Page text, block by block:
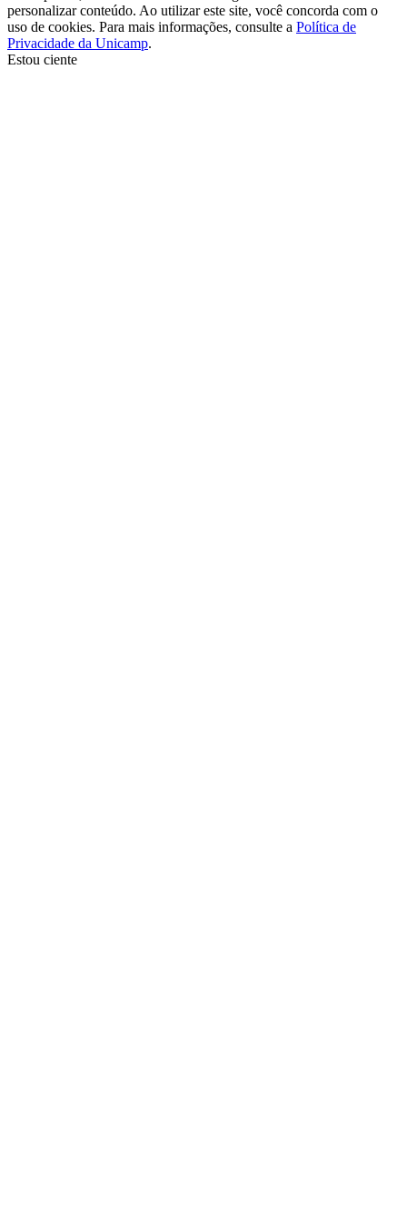
personalizar conteúdo. Ao utilizar este site, você concorda com o
uso de cookies. Para mais informações, consulte a Política de
Privacidade da Unicamp.
Estou ciente